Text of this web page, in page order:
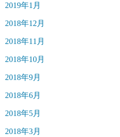
2019年1月
2018年12月
2018年11月
2018年10月
2018年9月
2018年6月
2018年5月
2018年3月